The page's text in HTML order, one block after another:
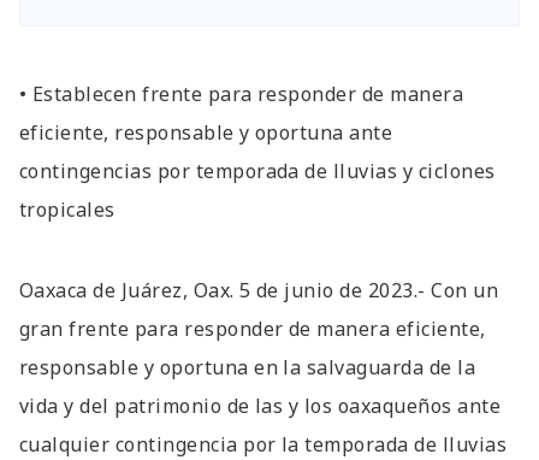
• Establecen frente para responder de manera
eficiente, responsable y oportuna ante
contingencias por temporada de lluvias y ciclones
tropicales
Oaxaca de Juárez, Oax. 5 de junio de 2023.- Con un
gran frente para responder de manera eficiente,
responsable y oportuna en la salvaguarda de la
vida y del patrimonio de las y los oaxaqueños ante
cualquier contingencia por la temporada de lluvias